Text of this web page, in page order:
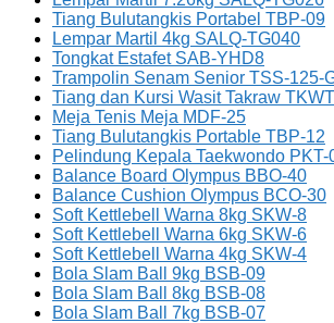
Tiang Bulutangkis Portabel TBP-09
Lempar Martil 4kg SALQ-TG040
Tongkat Estafet SAB-YHD8
Trampolin Senam Senior TSS-125-
Tiang dan Kursi Wasit Takraw
Meja Tenis Meja MDF-25
Tiang Bulutangkis Portable TBP-12
Pelindung Kepala Taekwondo PKT-
Balance Board Olympus BBO-40
Balance Cushion Olympus BCO-30
Soft Kettlebell Warna 8kg SKW-8
Soft Kettlebell Warna 6kg SKW-6
Soft Kettlebell Warna 4kg SKW-4
Bola Slam Ball 9kg BSB-09
Bola Slam Ball 8kg BSB-08
Bola Slam Ball 7kg BSB-07